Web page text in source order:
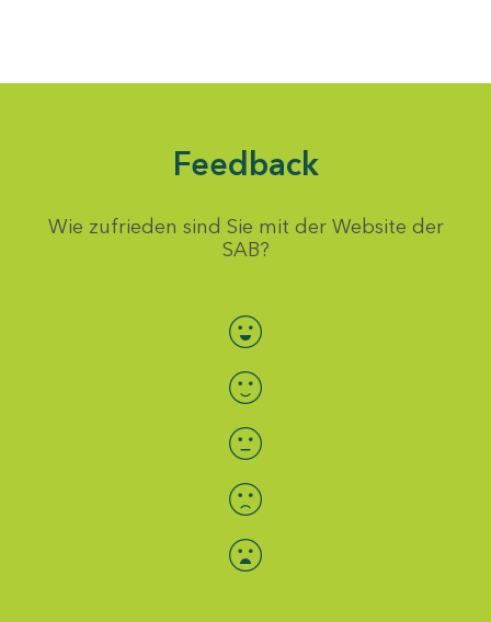
Feedback
Wie zufrieden sind Sie mit der Website der
SAB?
Bewertung auswählen